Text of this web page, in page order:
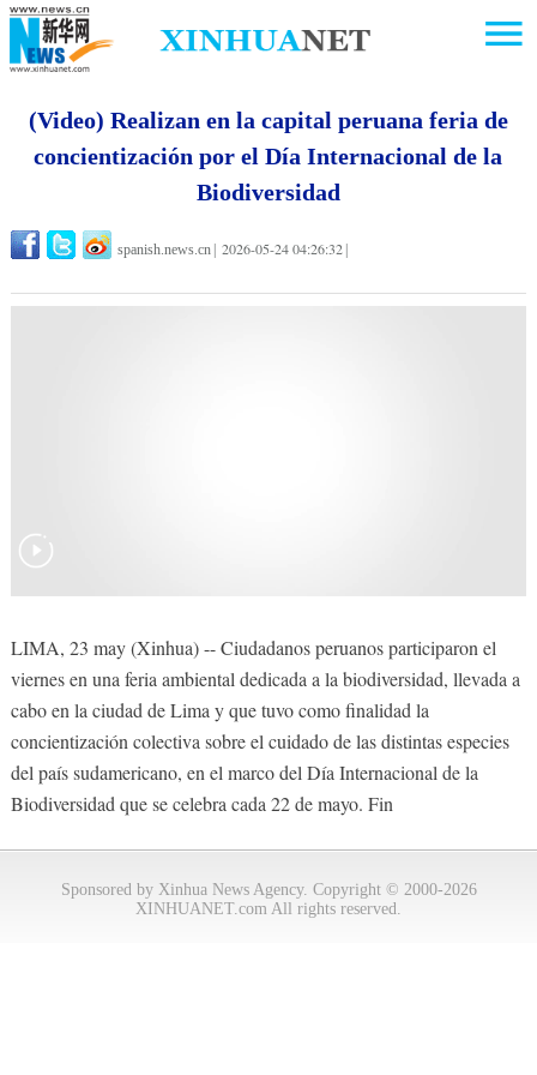
(Video) Realizan en la capital peruana feria de
concientización por el Día Internacional de la
Biodiversidad
spanish.news.cn 2026-05-24 04:26:32
LIMA, 23 may (Xinhua) -- Ciudadanos peruanos participaron el
viernes en una feria ambiental dedicada a la biodiversidad, llevada a
cabo en la ciudad de Lima y que tuvo como finalidad la
concientización colectiva sobre el cuidado de las distintas especies
del país sudamericano, en el marco del Día Internacional de la
Biodiversidad que se celebra cada 22 de mayo. Fin
Sponsored by Xinhua News Agency. Copyright © 2000-2026
XINHUANET.com All rights reserved.